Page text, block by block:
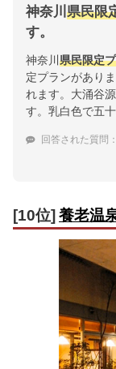
神奈川 県民限
す。
神奈川 県民限定
定プランがあり
れます。大涌谷
す。乳白色で五
回答された質問：
[10位] 養老温